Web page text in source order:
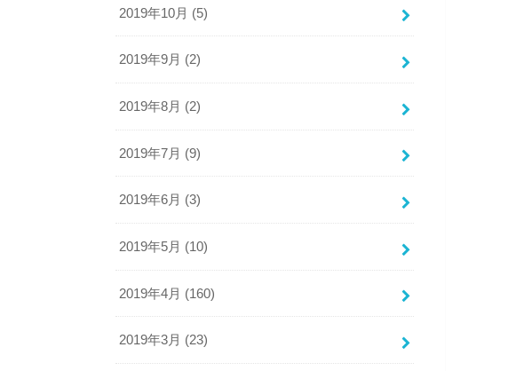
2019年10月 (5)
2019年9月 (2)
2019年8月 (2)
2019年7月 (9)
2019年6月 (3)
2019年5月 (10)
2019年4月 (160)
2019年3月 (23)